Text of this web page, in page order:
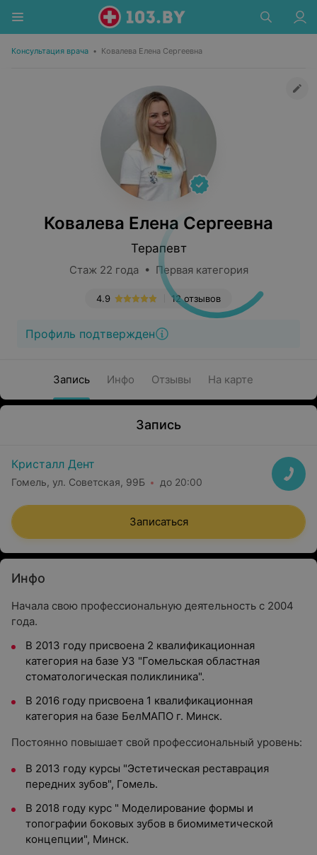
Консультация врача • Ковалева Елена Сергеевна
Ковалева Елена Сергеевна
Терапевт
Стаж 22 года • Первая категория
12 отзывов
4.9
Профиль подтвержден
Запись Инфо Отзывы На карте
Запись
Кристалл Дент
Гомель, ул. Советская, 99Б до 20:00
Записаться
Инфо
Начала свою профессиональную деятельность с 2004
года.
В 2013 году присвоена 2 квалификационная
категория на базе УЗ "Гомельская областная
стоматологическая поликлиника".
В 2016 году присвоена 1 квалификационная
категория на базе БелМАПО г. Минск.
Постоянно повышает свой профессиональный уровень:
В 2013 году курсы "Эстетическая реставрация
передних зубов", Гомель.
В 2018 году курс " Моделирование формы и
топографии боковых зубов в биомиметической
концепции", Минск.